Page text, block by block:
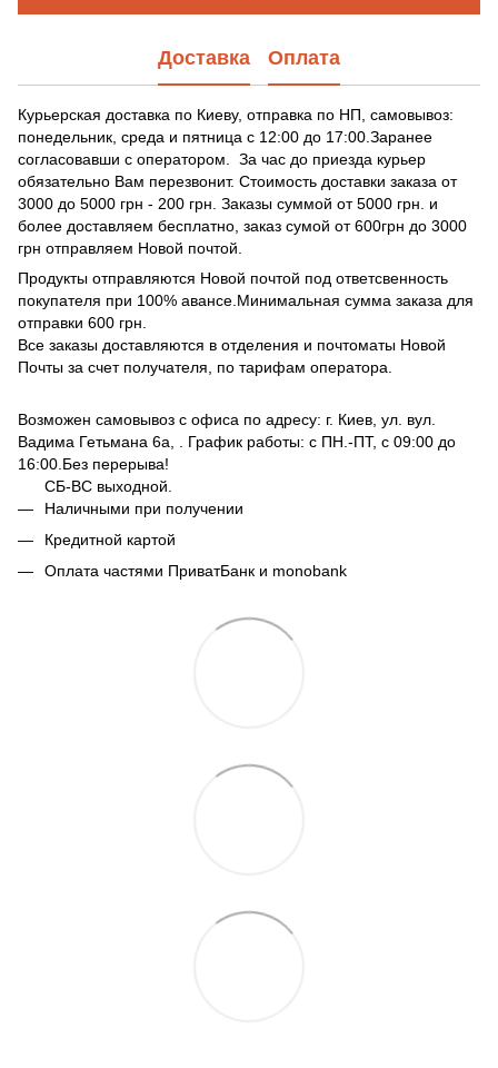
Доставка Оплата
Курьерская доставка по Киеву, отправка по НП, самовывоз:
понедельник, среда и пятница с 12:00 до 17:00.Заранее
согласовавши с оператором. За час до приезда курьер
обязательно Вам перезвонит. Стоимость доставки заказа от
3000 до 5000 грн - 200 грн. Заказы суммой от 5000 грн. и
более доставляем бесплатно, заказ сумой от 600грн до 3000
грн отправляем Новой почтой.
Продукты отправляются Новой почтой под ответсвенность
покупателя при 100% авансе.Минимальная сумма заказа для
отправки 600 грн.
Все заказы доставляются в отделения и почтоматы Новой
Почты за счет получателя, по тарифам оператора.
Возможен самовывоз с офиса по адресу: г. Киев, ул. вул.
Вадима Гетьмана 6а, . График работы: с ПН.-ПТ, с 09:00 до
16:00.Без перерыва!
СБ-ВС выходной.
Наличными при получении
Кредитной картой
Оплата частями ПриватБанк и monobank